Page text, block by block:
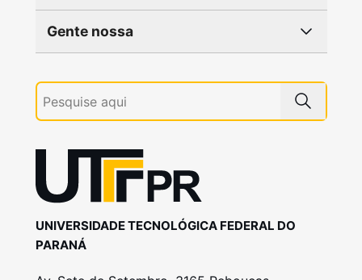
Gente nossa
UNIVERSIDADE TECNOLÓGICA FEDERAL DO
PARANÁ